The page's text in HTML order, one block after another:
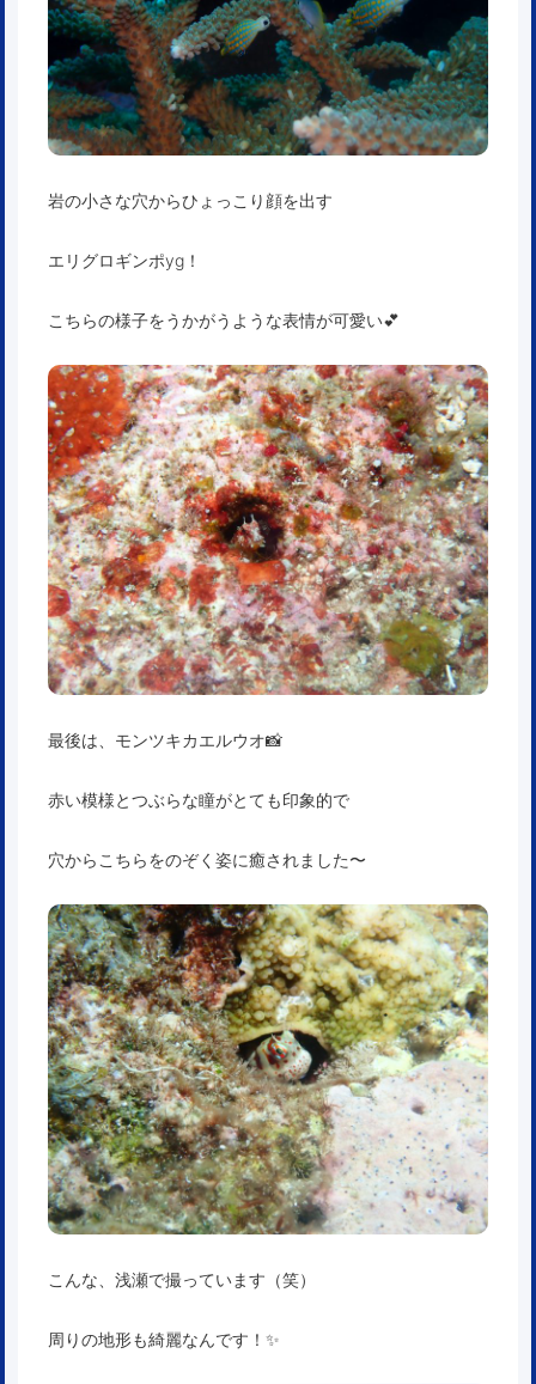
岩の小さな穴からひょっこり顔を出す
エリグロギンポyg！
こちらの様子をうかがうような表情が可愛い💕
最後は、モンツキカエルウオ📸
赤い模様とつぶらな瞳がとても印象的で
穴からこちらをのぞく姿に癒されました〜
こんな、浅瀬で撮っています（笑）
周りの地形も綺麗なんです！✨